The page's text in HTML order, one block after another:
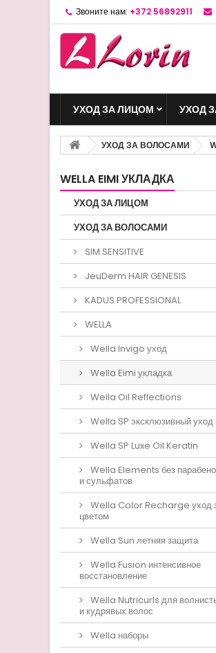
Звоните нам: +372 56892911
УХОД ЗА ЛИЦОМ УХОД
УХОД ЗА ВОЛОСАМИ
WELLA EIMI УКЛАДКА
УХОД ЗА ЛИЦОМ
УХОД ЗА ВОЛОСАМИ
SIM SENSITIVE
JeuDerm HAIR GENESIS
KADUS PROFESSIONAL
WELLA
Wella Invigo уход
Wella Eimi укладка
Wella Oil Reflections
Wella SP эксклюзивный уход
Wella SP Luxe Oil Keratin
Wella Elements без
и сульфатов
Wella Color Recharge уход
цветом
Wella Sun летняя защита
Wella Fusion интенсивное
восстановление
Wella Nutricurls для
и кудрявых волос
Wella наборы